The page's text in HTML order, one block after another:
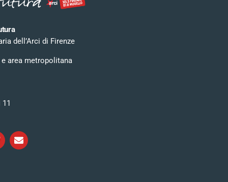
dell’Arci di Firenze
e area metropolitana
11